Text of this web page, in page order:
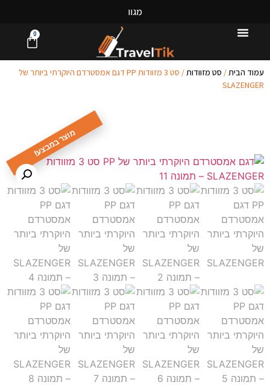
מגוון
0
עמוד הבית / סט מזוודות
/ סט 3 מזוודות PP דגם אמסטרדם היוקרתי ביותר של
SLAZENGER
מוצר במבצע!